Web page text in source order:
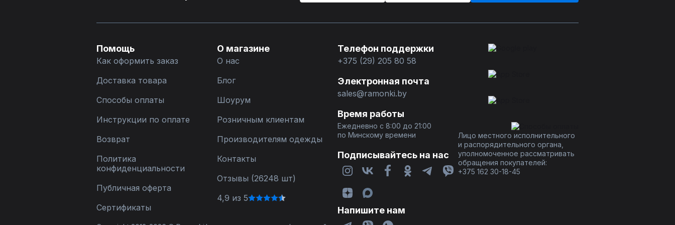
Помощь
Как оформить заказ
Доставка товара
Способы оплаты
Инструкции по оплате
Возврат
Политика
конфиденциальности
Публичная оферта
Сертификаты
О магазине
О нас
Блог
Шоурум
Розничным клиентам
Производителям одежды
Контакты
Отзывы (26248 шт)
4,9 из 5
Телефон поддержки
+375 (29) 205 80 58
Электронная почта
sales@ramonki.by
Время работы
Ежедневно с 8:00 до 21:00
по Минскому времени
Подписывайтесь на нас
Напишите нам
Лицо местного исполнительного
и распорядительного органа,
уполномоченное рассматривать
обращения покупателей:
+375 162 30-18-45